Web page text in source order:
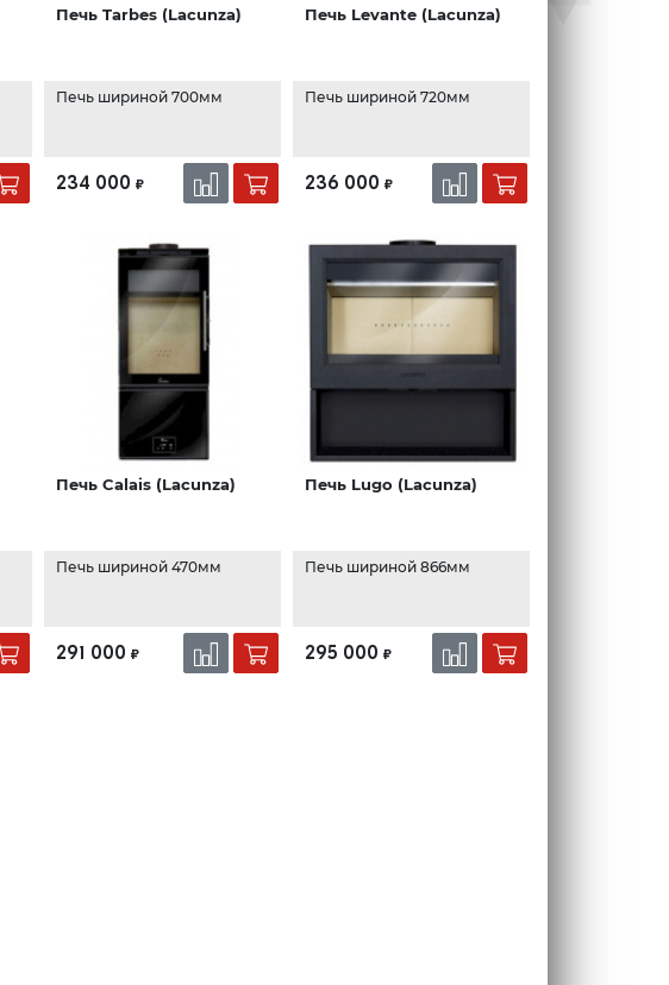
Печь Tarbes (Lacunza)
Печь шириной 700мм
234 000 ₽
Печь Levante (Lacunza)
Печь шириной 720мм
236 000 ₽
Печь Calais (Lacunza)
Печь шириной 470мм
291 000 ₽
Печь Lugo (Lacunza)
Печь шириной 866мм
295 000 ₽